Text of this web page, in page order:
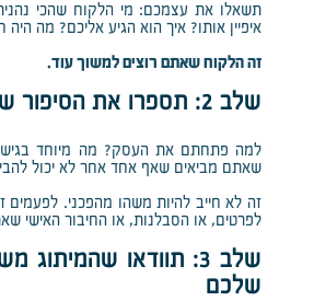
תשאלו את עצמכם: מי הלקוח שהכי
איפיין אותו? איך הוא הגיע אליכם? מה היה
זה הלקוח שאתם רוצים למשוך עוד.
שלב 2: תספרו את הסיפור שלכם
למה פתחתם את העסק? מה מיוחד
שאתם מביאים שאף אחד אחר לא יכול
זה לא חייב להיות משהו מהפכני.
לפרטים, או הסבלנות, או החיבור האישי
שלב 3: תוודאו
שלכם